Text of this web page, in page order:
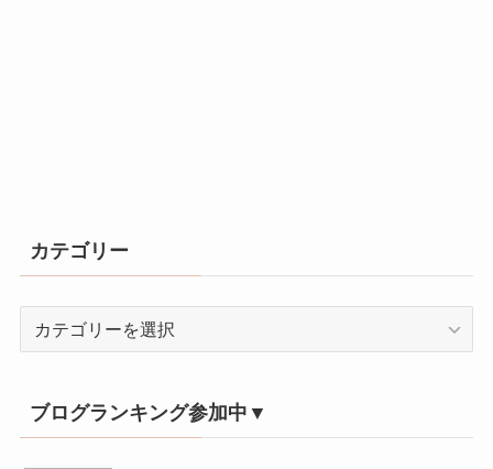
カテゴリー
ー
ブログランキング参加中▼